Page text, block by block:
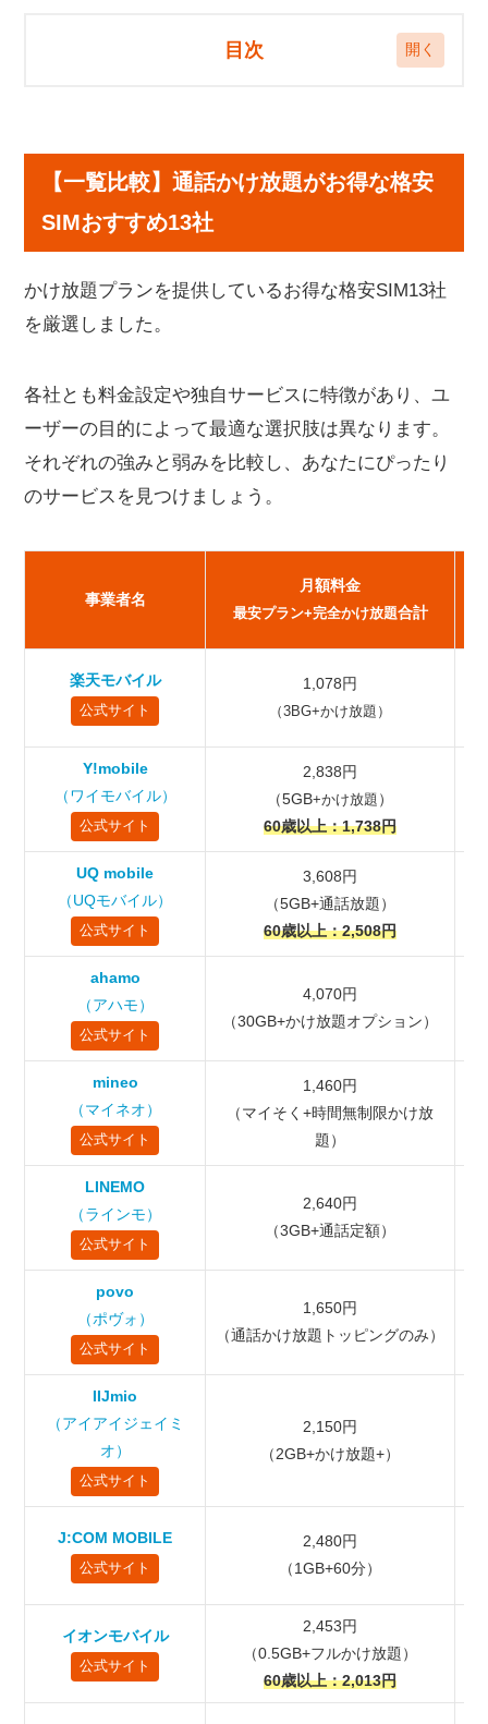
目次
楽天モバイル｜専用アプリ利用で「0円」かけ放題
Y!mobile（ワイモバイル）｜60歳以上の永年割引（880
円/月）が最強
店舗サポートも充実
ahamo（アハモ）｜5分かけ放題が標準搭載（無料）・
円）・アプリ不要
LINEMO（ラインモ）｜期間限定の「かけ放題オプシ
ョン割引」が強力
povo（ポヴォ）｜基本料0円に「通話トッピング」を
J:COM MOBILE｜au回線のVoLTE対応・「完全かけ放
イオンモバイル｜全国イオン店舗のサポートが魅力・
シニア割も提供
日本通信SIM｜70分無料通話が標準・高音質VoLTEの
HISモバイル
y.uモバイル
【目的別】最適な格安SIMかけ放題プラン
コスト最優先で選ぶなら｜楽天モバイル
アプリ不要で最安｜mineo・povo
シニア（60歳以上）におすすめ｜Y!mobile・UQ
mobile
通話品質・利便性で選ぶなら｜ahamo・Y!mobile・UQ
mobile
【データ小容量＋かけ放題】の最安の組み合わせは？
格安SIMのかけ放題プラン選びの基礎知識
「完全無制限」と「分数制限（5分/10分）」の違い
アプリ不要でも音質が違う？ 3つの通話方式を簡単解
説
格安SIMの通話かけ放題の選び方
通話スタイルに合わせて考える
通話品質を意識したほうがいい場面
専用通話アプリが必要な場合の注意点
格安SIMかけ放題プランの注意点7つ
「0570（ナビダイヤル）」など対象外の番号がある
アプリ必須（VoIP）の通話品質リスク｜楽天モバイル
アプリ不要（オートプレフィックス）の音質は標準的
キャンペーン割引の適用期間｜永年か、期間限定か
オンライン専用プランのサポート体制
MNP（乗り換え）やキャンペーン適用の条件に注意
通話かけ放題の対象はどこまでですか？
5分・10分かけ放題の時間を超えた場合はどうなります
か？
【一覧比較】通話かけ放題がお得な格安
SIMおすすめ13社
かけ放題プランを提供しているお得な格安SIM13社
を厳選しました。
各社とも料金設定や独自サービスに特徴があり、ユ
ーザーの目的によって最適な選択肢は異なります。
それぞれの強みと弱みを比較し、あなたにぴったり
のサービスを見つけましょう。
事業者名
月額料金
最安プラン+完全かけ放題合計
楽天モバイル
公式サイト
1,078円
（3BG+かけ放題）
Y!mobile
（ワイモバイル）
公式サイト
2,838円
（5GB+かけ放題 ）
60歳以上：1,738円
UQ mobile
（UQモバイル）
公式サイト
3,608円
（5GB+通話放題）
60歳以上：2,508円
ahamo
（アハモ）
公式サイト
4,070円
（30GB+かけ放題オプション）
mineo
（マイネオ）
公式サイト
1,460円
（マイそく+時間無制限かけ放
題）
LINEMO
（ラインモ）
公式サイト
2,640円
（3GB+通話定額）
povo
（ポヴォ）
公式サイト
1,650円
（通話かけ放題トッピングのみ）
IIJmio
（アイアイジェイミ
オ）
公式サイト
2,150円
（2GB+かけ放題+）
J:COM MOBILE
公式サイト
2,480円
（1GB+60分）
イオンモバイル
公式サイト
2,453円
（0.5GB+フルかけ放題）
60歳以上：2,013円